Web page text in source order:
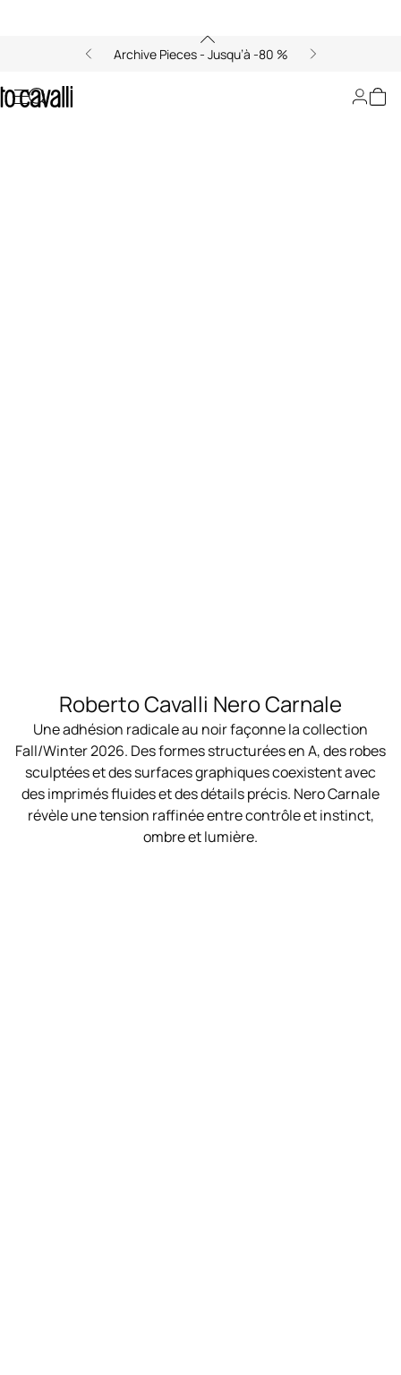
Archive Pieces - Jusqu’à -80 %
Roberto Cavalli Nero Carnale
Une adhésion radicale au noir façonne la collection
Fall/Winter 2026. Des formes structurées en A, des robes
sculptées et des surfaces graphiques coexistent avec
des imprimés fluides et des détails précis. Nero Carnale
révèle une tension raffinée entre contrôle et instinct,
ombre et lumière.